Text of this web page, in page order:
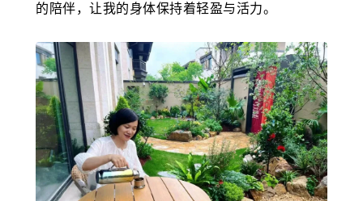
的陪伴，让我的身体保持着轻盈与活力。